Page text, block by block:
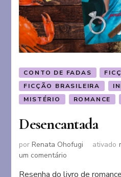
CONTO DE FADAS
FICÇÃO BRASILEIRA
MISTÉRIO
ROMANCE
Desencantada
porRenata Ohofugi ativado
um comentário
Resenha do livro de